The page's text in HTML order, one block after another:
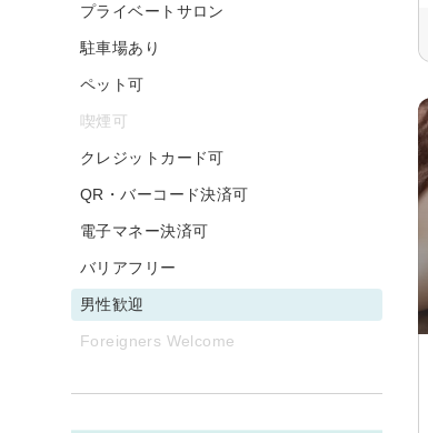
プライベートサロン
駐車場あり
ペット可
喫煙可
クレジットカード可
QR・バーコード決済可
電子マネー決済可
バリアフリー
男性歓迎
Foreigners Welcome